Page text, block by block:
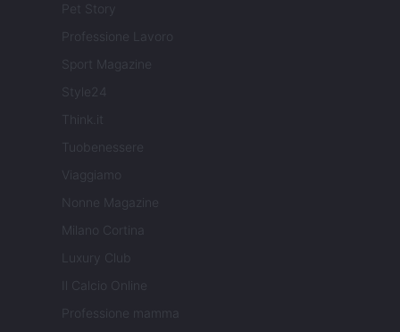
Pet Story
Professione Lavoro
Sport Magazine
Style24
Think.it
Tuobenessere
Viaggiamo
Nonne Magazine
Milano Cortina
Luxury Club
Il Calcio Online
Professione mamma